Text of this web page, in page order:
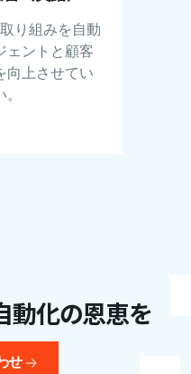
り組みを自動
ェントと顧客
向上させてい
動化の恩恵を
せ